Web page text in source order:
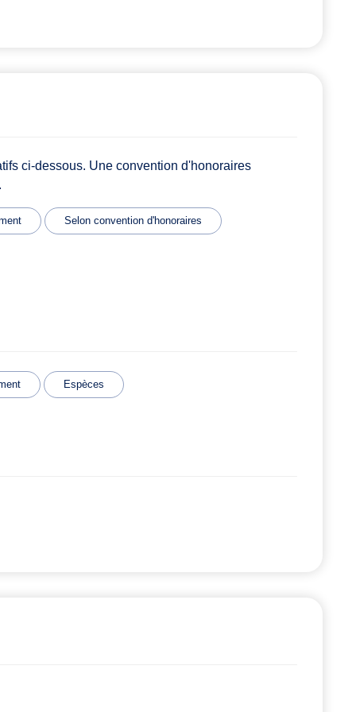
ci-dessous. Une convention d'honoraires
Selon convention d'honoraires
Espèces